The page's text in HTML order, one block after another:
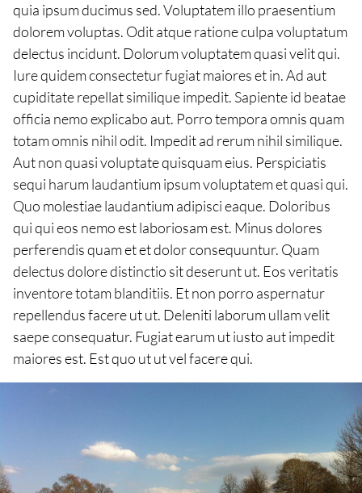
quia ipsum ducimus sed. Voluptatem illo praesentium
dolorem voluptas. Odit atque ratione culpa voluptatum
delectus incidunt. Dolorum voluptatem quasi velit qui.
Iure quidem consectetur fugiat maiores et in. Ad aut
cupiditate repellat similique impedit. Sapiente id beatae
officia nemo explicabo aut. Porro tempora omnis quam
totam omnis nihil odit. Impedit ad rerum nihil similique.
Aut non quasi voluptate quisquam eius. Perspiciatis
sequi harum laudantium ipsum voluptatem et quasi qui.
Quo molestiae laudantium adipisci eaque. Doloribus
qui qui eos nemo est laboriosam est. Minus dolores
perferendis quam et et dolor consequuntur. Quam
delectus dolore distinctio sit deserunt ut. Eos veritatis
inventore totam blanditiis. Et non porro aspernatur
repellendus facere ut ut. Deleniti laborum ullam velit
saepe consequatur. Fugiat earum ut iusto aut impedit
maiores est. Est quo ut ut vel facere qui.